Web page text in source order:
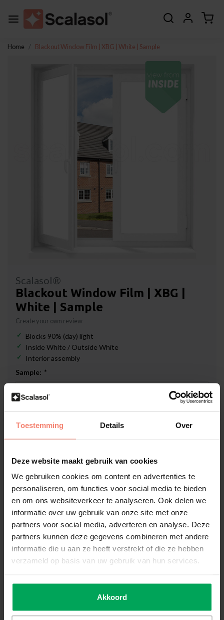
Toestemming Details Over
Deze website maakt gebruik van cookies
We gebruiken cookies om content en advertenties te
personaliseren, om functies voor social media te bieden
en om ons websiteverkeer te analyseren. Ook delen we
informatie over uw gebruik van onze site met onze
partners voor social media, adverteren en analyse. Deze
partners kunnen deze gegevens combineren met andere
informatie die u aan ze heeft verstrekt of die ze hebben
verzameld op basis van uw gebruik van hun services.
Akkoord
Home Blackout Window Film | XBG | White | Sample
Scalasol®
Blackout Window Film | XBG |
White | Sample
Create your own review
Blocks 90% (day) light
Inside White / Outside White
Interior assembly
Sample: *
€1,19
Add to cart
High quality window film
14 days reflection period
Delivery time 3-5 working days
More information? Neem contact met ons op
Useful accessories